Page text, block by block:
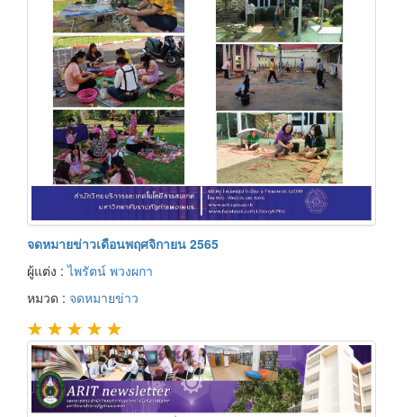
จดหมายข่าวเดือนพฤศจิกายน 2565
ผู้แต่ง :ไพรัตน์ พวงผกา
หมวด : จดหมายข่าว
★ ★ ★ ★ ★